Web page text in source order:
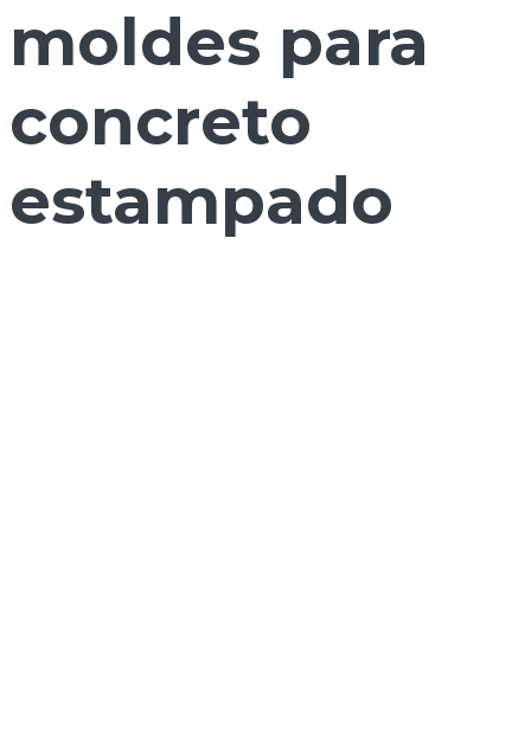
moldes para
concreto
estampado